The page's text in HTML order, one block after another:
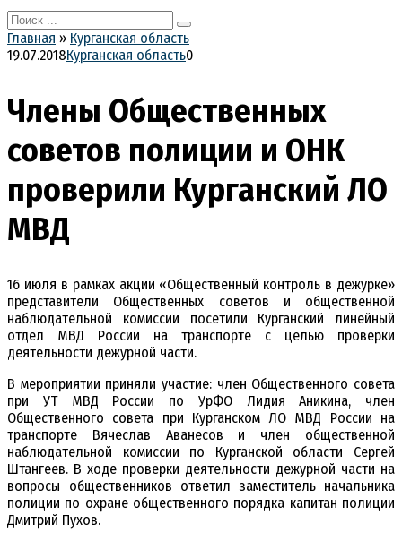
Search
for:
Главная » Курганская область
19.07.2018Курганская область0
Члены Общественных
советов полиции и ОНК
проверили Курганский ЛО
МВД
16 июля в рамках акции «Общественный контроль в дежурке»
представители Общественных советов и общественной
наблюдательной комиссии посетили Курганский линейный
отдел МВД России на транспорте с целью проверки
деятельности дежурной части.
В мероприятии приняли участие: член Общественного совета
при УТ МВД России по УрФО Лидия Аникина, член
Общественного совета при Курганском ЛО МВД России на
транспорте Вячеслав Аванесов и член общественной
наблюдательной комиссии по Курганской области Сергей
Штангеев. В ходе проверки деятельности дежурной части на
вопросы общественников ответил заместитель начальника
полиции по охране общественного порядка капитан полиции
Дмитрий Пухов.